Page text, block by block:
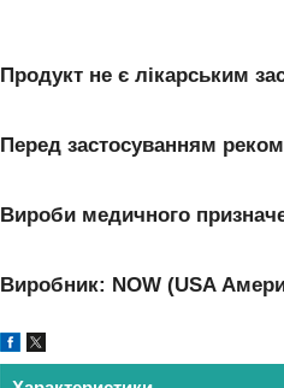
Продукт не є лікарським
Перед застосуванням
Вироби медичного
Виробник: NOW (USA